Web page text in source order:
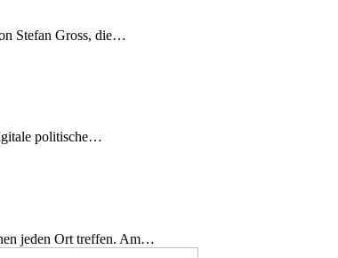
Stefan Gross, die…
politische…
jeden Ort treffen. Am…